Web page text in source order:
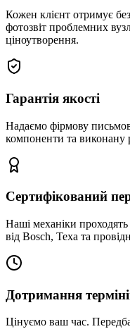
Кожен клієнт отримує
фотозвіт проблемних
ціноутворення.
Гарантія якості
Надаємо фірмову
компоненти та виконану
Сертифікований
Наші механіки
від Bosch, Texa та
Дотримання
Цінуємо ваш час.